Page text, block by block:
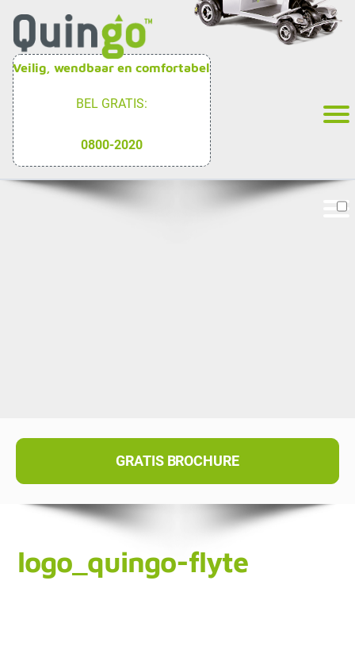
Veilig, wendbaar en comfortabel
BEL GRATIS:
0800-2020
GRATIS BROCHURE
logo_quingo-flyte